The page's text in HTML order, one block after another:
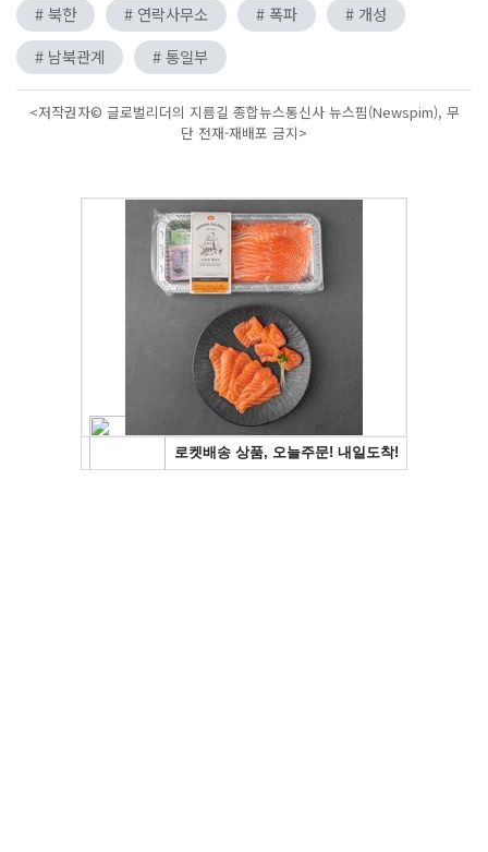
# 북한 # 연락사무소 # 폭파
# 개성
# 남북관계
# 통일부
<저작권자© 글로벌리더의 지름길 종합뉴스통신사 뉴스핌(Newspim), 무
단 전재-재배포 금지>